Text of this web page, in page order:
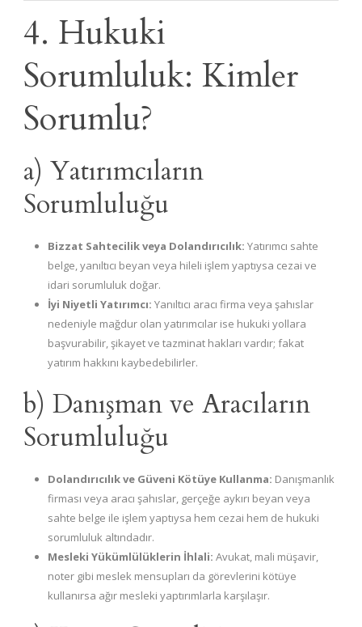
4. Hukuki
Sorumluluk: Kimler
Sorumlu?
a) Yatırımcıların
Sorumluluğu
Bizzat Sahtecilik veya Dolandırıcılık: Yatırımcı sahte
belge, yanıltıcı beyan veya hileli işlem yaptıysa cezai ve
idari sorumluluk doğar.
İyi Niyetli Yatırımcı: Yanıltıcı aracı firma veya şahıslar
nedeniyle mağdur olan yatırımcılar ise hukuki yollara
başvurabilir, şikayet ve tazminat hakları vardır; fakat
yatırım hakkını kaybedebilirler.
b) Danışman ve Aracıların
Sorumluluğu
Dolandırıcılık ve Güveni Kötüye Kullanma: Danışmanlık
firması veya aracı şahıslar, gerçeğe aykırı beyan veya
sahte belge ile işlem yaptıysa hem cezai hem de hukuki
sorumluluk altındadır.
Mesleki Yükümlülüklerin İhlali: Avukat, mali müşavir,
noter gibi meslek mensupları da görevlerini kötüye
kullanırsa ağır mesleki yaptırımlarla karşılaşır.